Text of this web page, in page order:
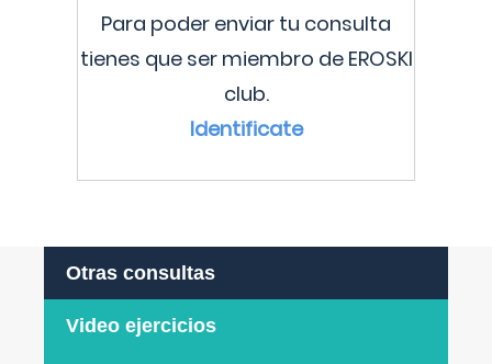
Para poder enviar tu consulta
tienes que ser miembro de EROSKI
club.
Identificate
Otras consultas
Video ejercicios